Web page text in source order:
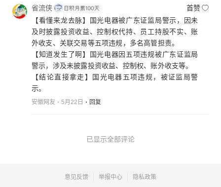
省流侠
首赞
【看懂来龙去脉】国光电器被广东证监局警示，因未
及时披露投资收益、控制权代持、员工持股不实、账
外收支、关联交易等五项违规，多名高管担责。
【知道发生了啊】国光电器因五项违规被广东证监局
警示，涉及未披露投资收益、控制权、账外收支等。
【结论直接拿走】国光电器五项违规，被证监局警
示。
安徽网友 5月22日 回复
已显示全部评论
意见反馈 举报中心 隐私政策